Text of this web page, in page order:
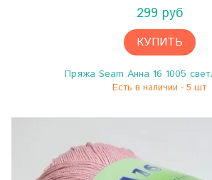
299 руб
КУПИТЬ
Пряжа Seam Анна 16 1005
Есть в наличии - 5 шт